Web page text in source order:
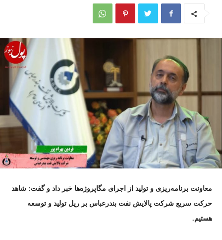
معاونت برنامه‌ریزی و تولید از اجرای مگاپروژه‌ها خبر داد و گفت: شاهد
حرکت سریع شرکت پالایش نفت بندرعباس بر ریل تولید و توسعه
هستیم.